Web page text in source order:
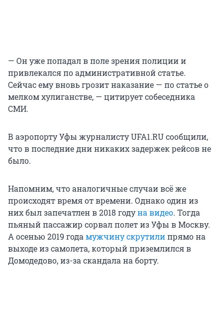
— Он уже попадал в поле зрения полиции и
привлекался по административной статье.
Сейчас ему вновь грозит наказание — по статье о
мелком хулиганстве, — цитирует собеседника
СМИ.
В аэропорту Уфы журналисту UFA1.RU сообщили,
что в последние дни никаких задержек рейсов не
было.
Напомним, что аналогичные случаи всё же
происходят время от времени. Однако один из
них был запечатлен в 2018 годуна видео. Тогда
пьяный пассажир сорвал полет из Уфы в Москву.
А осенью 2019 годамужчину скрутилипрямо на
выходе из самолета, который приземлился в
Домодедово, из-за скандала на борту.